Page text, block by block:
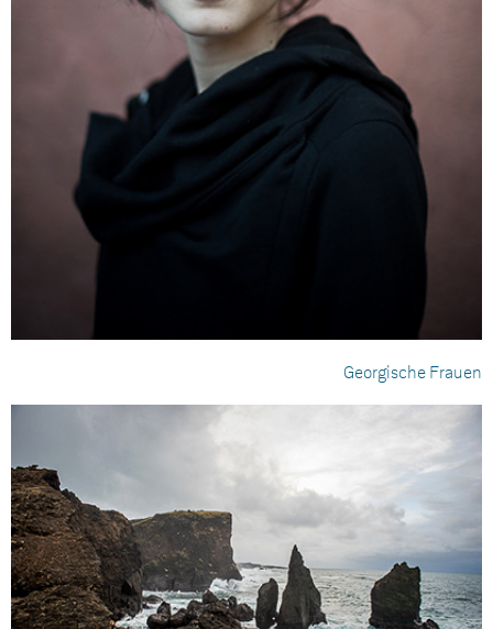
Georgische Frauen